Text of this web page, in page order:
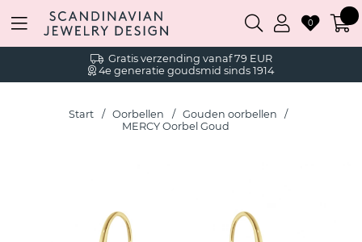
Gratis verzending vanaf 79 EUR
4e generatie goudsmid sinds 1914
0
Start Oorbellen
Gouden oorbellen
MERCY Oorbel Goud